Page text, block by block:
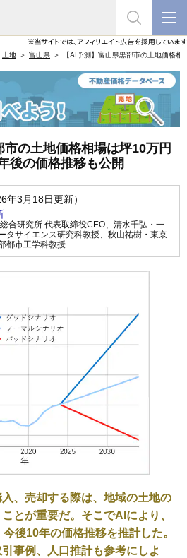
土地 富山県 【AI予測】富山県黒部市の土地価格
市の土地価格相場は坪10万円
後の価格推移も公開
年3月18日更新）
合研究所 代表取締役CEO、 清水千弘・一
タサイエンス研究科教授、 秋山祐樹・東京
都市工学科教授
、売却する際は、地域の土地の
とが重要だ。そこでAIにより、
後10年の価格推移を推計した。
事例、人口推計も参考にしよ